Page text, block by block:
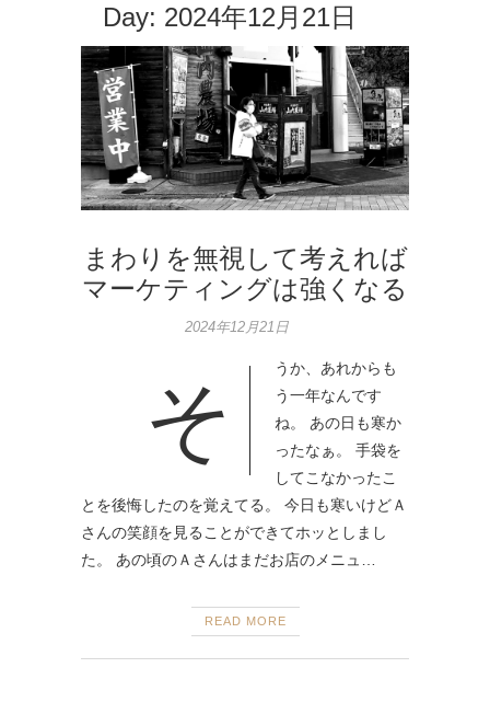
Day: 2024年12月21日
まわりを無視して考えれば
マーケティングは強くなる
2024年12月21日
そ
うか、あれからも
う一年なんです
ね。 あの日も寒か
ったなぁ。 手袋を
してこなかったこ
とを後悔したのを覚えてる。 今日も寒いけどＡ
さんの笑顔を見ることができてホッとしまし
た。 あの頃のＡさんはまだお店のメニュ…
READ MORE